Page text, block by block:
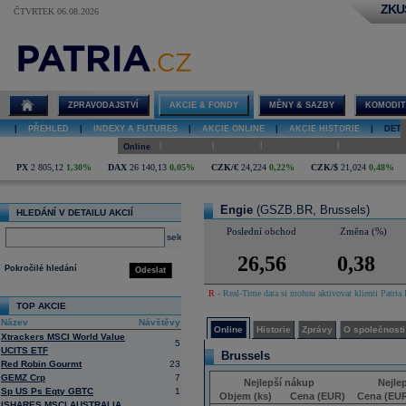
ČTVRTEK 06.08.2026
Engie online
ZPRAVODAJSTVÍ AKCIE & FONDY MĚNY & SAZBY
PŘEHLED INDEXY A FUTURES AKCIE ONLINE AKCIE HISTORIE
Online
PX 2 805,12 1,30% DAX 26 140,13 0,05% CZK/€ 24,224 0,22% CZK/$ 21,024 0,48%
HLEDÁNÍ V DETAILU AKCIÍ
select
Odeslat
Pokročilé hledání
TOP AKCIE
Název
Návštěvy
Xtrackers MSCI World Value
UCITS ETF
5
Red Robin Gourmt
23
GEMZ Crp
7
Sp US Ps Eqty GBTC
1
Engie (GSZB.BR, Brussels)
Poslední obchod Změna (%)
26,56 0,38
R - Real-Time data si mohou aktivovat klienti
Online Historie Zprávy O společnosti
Brussels
Nejlepší nákup
Objem (ks)
Cena (EUR)
Cena